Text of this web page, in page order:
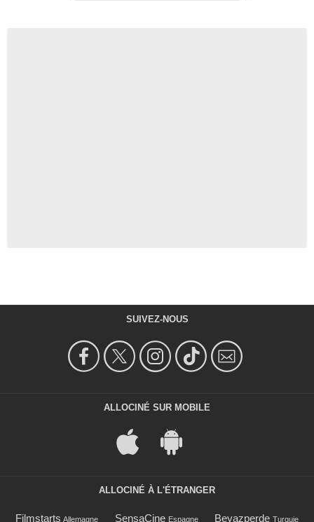
SUIVEZ-NOUS
ALLOCINÉ SUR MOBILE
ALLOCINÉ À L'ÉTRANGER
Filmstarts Allemagne SensaCine Espagne Beyazperde Turquie